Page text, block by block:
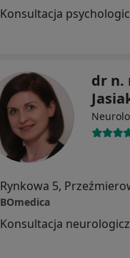
dr n.
Rynkowa 5,
BOmedica
Konsultacja